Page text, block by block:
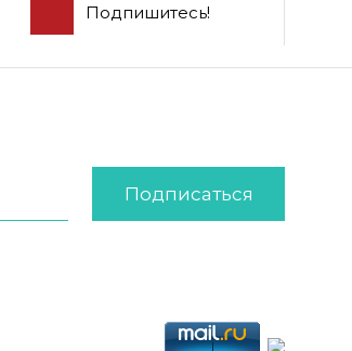
Подпишитесь!
Подписаться